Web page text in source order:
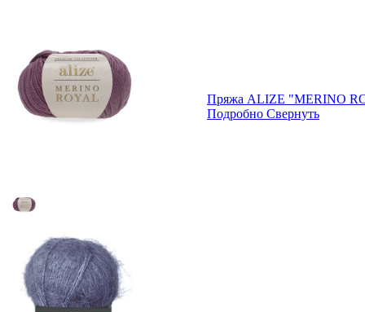
Пряжа ALIZE "MERINO
Подробно Свернуть